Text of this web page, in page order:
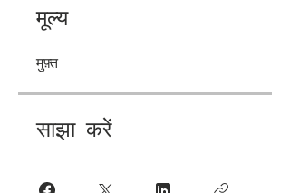
मूल्य
मुफ़्त
साझा करें